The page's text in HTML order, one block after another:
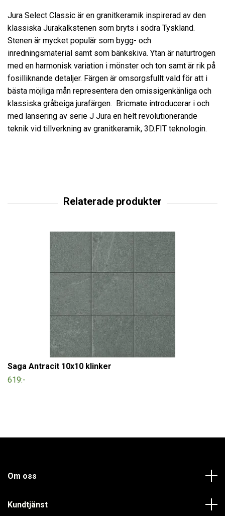
Jura Select Classic är en granitkeramik inspirerad av den
klassiska Jurakalkstenen som bryts i södra Tyskland.
Stenen är mycket populär som bygg- och
inredningsmaterial samt som bänkskiva. Ytan är naturtrogen
med en harmonisk variation i mönster och ton samt är rik på
fosilliknande detaljer. Färgen är omsorgsfullt vald för att i
bästa möjliga mån representera den omissigenkänliga och
klassiska gråbeiga jurafärgen. Bricmate introducerar i och
med lansering av serie J Jura en helt revolutionerande
teknik vid tillverkning av granitkeramik, 3D.FIT teknologin.
Saga Antracit 10x10 klinker
619:-
Om oss
Kundtjänst